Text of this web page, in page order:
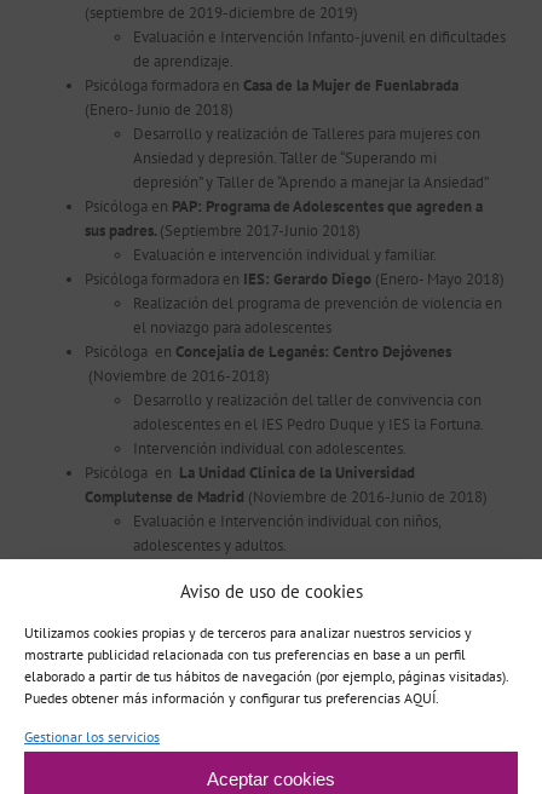
Aviso de uso de cookies
Utilizamos cookies propias y de terceros para analizar nuestros servicios y
mostrarte publicidad relacionada con tus preferencias en base a un perfil
elaborado a partir de tus hábitos de navegación (por ejemplo, páginas visitadas).
Puedes obtener más información y configurar tus preferencias AQUÍ.
Gestionar los servicios
Aceptar cookies
(septiembre de 2019-diciembre de 2019)
Evaluación e Intervención Infanto-juvenil en dificultades
de aprendizaje.
Psicóloga formadora en Casa de la Mujer de Fuenlabrada
(Enero- Junio de 2018)
Desarrollo y realización de Talleres para mujeres con
Ansiedad y depresión. Taller de “Superando mi
depresión” y Taller de “Aprendo a manejar la Ansiedad”
Psicóloga en PAP: Programa de Adolescentes que agreden a
sus padres. (Septiembre 2017-Junio 2018)
Evaluación e intervención individual y familiar.
Psicóloga formadora en IES: Gerardo Diego (Enero- Mayo 2018)
Realización del programa de prevención de violencia en
el noviazgo para adolescentes
Psicóloga en Concejalía de Leganés: Centro Dejóvenes
(Noviembre de 2016-2018)
Desarrollo y realización del taller de convivencia con
adolescentes en el IES Pedro Duque y IES la Fortuna.
Intervención individual con adolescentes.
Psicóloga en La Unidad Clínica de la Universidad
Complutense de Madrid (Noviembre de 2016-Junio de 2018)
Evaluación e Intervención individual con niños,
adolescentes y adultos.
Evaluación e Intervención individual con adolescentes.
2017)
Rehabilitación social de personas con discapacidad
intelectual.